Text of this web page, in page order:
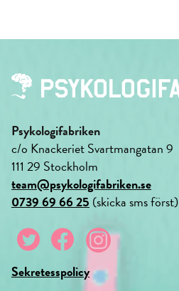
Psykologifabriken
c/o Knackeriet Svartmangatan 9
111 29 Stockholm
team@psykologifabriken.se
0739 69 66 25 (skicka sms först)
Sekretesspolicy